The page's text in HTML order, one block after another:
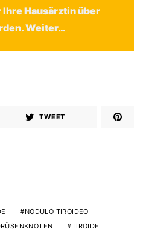
Hausärztin über
Weiter…
TWEET
NODULO TIROIDEO
TIROIDE